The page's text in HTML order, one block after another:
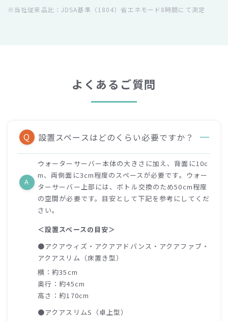
※当社従来品比：JDSA基準（1804）省エネモード8時間にて測定
よくあるご質問
Q 設置スペースはどのくらい必要ですか？
A
ウォーターサーバー本体の大きさに加え、背面に10c
m、両側面に3cm程度のスペースが必要です。ウォー
ターサーバー上部には、ボトル交換のため50cm程度
の空間が必要です。目安として下記を参考にしてくだ
さい。
＜設置スペースの目安＞
●アクアウィズ・アクアアドバンス・アクアファブ・
アクアスリム（床置き型）
横：約35cm
奥行：約45cm
高さ：約170cm
●アクアスリムS（卓上型）